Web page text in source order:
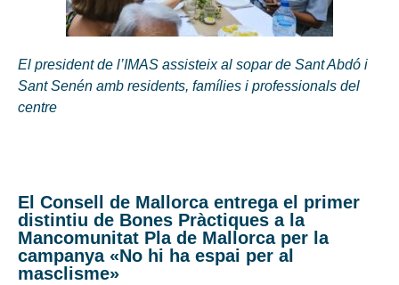
El president de l’IMAS assisteix al sopar de Sant Abdó i
Sant Senén amb residents, famílies i professionals del
centre
El Consell de Mallorca entrega el primer
distintiu de Bones Pràctiques a la
Mancomunitat Pla de Mallorca per la
campanya «No hi ha espai per al
masclisme»